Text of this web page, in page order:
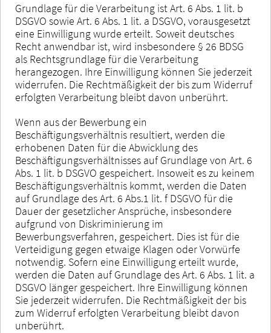
Grundlage für die Verarbeitung ist Art. 6 Abs. 1 lit. b
DSGVO sowie Art. 6 Abs. 1 lit. a DSGVO, vorausgesetzt
eine Einwilligung wurde erteilt. Soweit deutsches
Recht anwendbar ist, wird insbesondere § 26 BDSG
als Rechtsgrundlage für die Verarbeitung
herangezogen. Ihre Einwilligung können Sie jederzeit
widerrufen. Die Rechtmäßigkeit der bis zum Widerruf
erfolgten Verarbeitung bleibt davon unberührt.
Wenn aus der Bewerbung ein
Beschäftigungsverhältnis resultiert, werden die
erhobenen Daten für die Abwicklung des
Beschäftigungsverhältnisses auf Grundlage von Art. 6
Abs. 1 lit. b DSGVO gespeichert. Insoweit es zu keinem
Beschäftigungsverhältnis kommt, werden die Daten
auf Grundlage des Art. 6 Abs.1 lit. f DSGVO für die
Dauer der gesetzlicher Ansprüche, insbesondere
aufgrund von Diskriminierung im
Bewerbungsverfahren, gespeichert. Dies ist für die
Verteidigung gegen etwaige Klagen oder Vorwürfe
notwendig. Sofern eine Einwilligung erteilt wurde,
werden die Daten auf Grundlage des Art. 6 Abs. 1 lit. a
DSGVO länger gespeichert. Ihre Einwilligung können
Sie jederzeit widerrufen. Die Rechtmäßigkeit der bis
zum Widerruf erfolgten Verarbeitung bleibt davon
unberührt.